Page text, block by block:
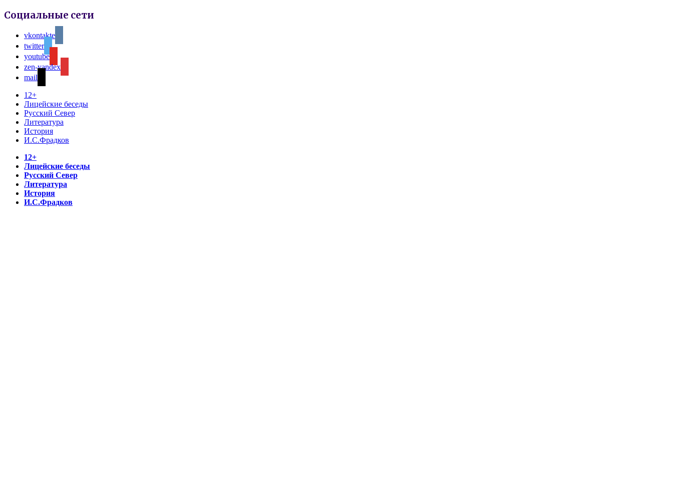
Социальные сети
vkontakte
twitter
youtube
zen-yandex
mail
12+
Лицейские беседы
Русский Север
Литература
История
И.С.Фрадков
12+
Лицейские беседы
Русский Север
Литература
История
И.С.Фрадков